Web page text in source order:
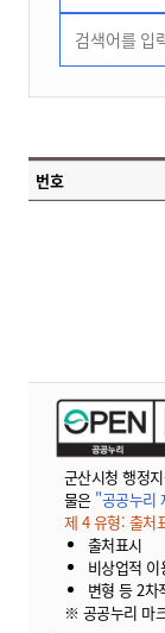
번호
군산시청 행정
물은 "공공누리
제 4 유형: 출처
출처표시
비상업적
변형 등 2차
※ 공공누리 마